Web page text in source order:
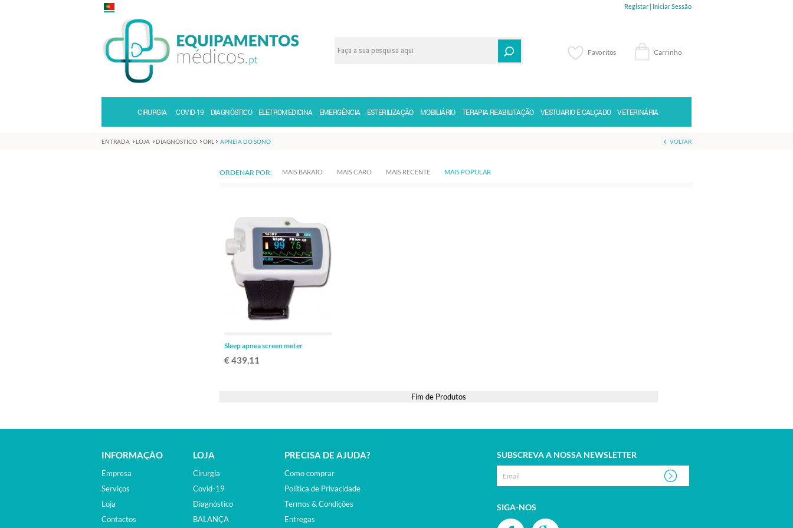
Registar | Iniciar Sessão
Memorizar
Carrinho
Favoritos
CIRURGIA COVID-19 DIAGNÓSTICO ELETROMEDICINA EMERGÊNCIA ESTERILIZAÇÃO MOBILIÁRIO TERAPIA REABILITAÇÃO VESTUARIO E CALÇADO VETERINÁRIA
ENTRADA LOJA DIAGNÓSTICO ORL APNEIA DO SONO VOLTAR
ORDENAR POR: MAIS BARATO MAIS CARO MAIS RECENTE MAIS POPULAR
Sleep apnea screen meter
€ 439,11
Fim de Produtos
INFORMAÇÃO
Empresa
Serviços
Loja
Contactos
LOJA
Cirurgia
Covid-19
Diagnóstico
BALANÇA
PRECISA DE AJUDA?
Como comprar
Política de Privacidade
Termos & Condições
Entregas
SUBSCREVA A NOSSA NEWSLETTER
SIGA-NOS